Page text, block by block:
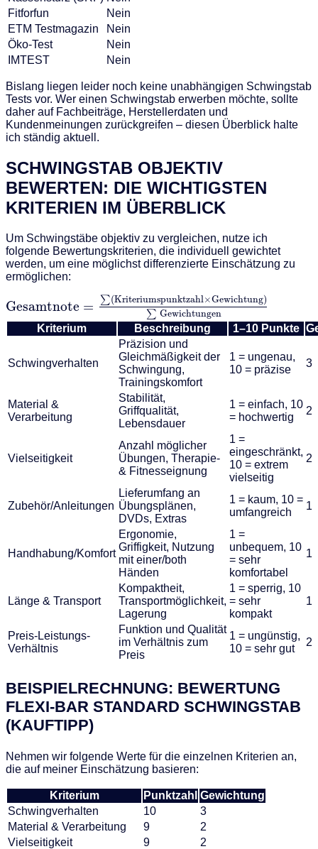
Fitforfun
Nein
ETM Testmagazin
Nein
Öko-Test
Nein
IMTEST
Nein
Bislang liegen leider noch keine unabhängigen Schwingstab
Tests vor. Wer einen Schwingstab erwerben möchte, sollte
daher auf Fachbeiträge, Herstellerdaten und
Kundenmeinungen zurückgreifen – diesen Überblick halte
ich ständig aktuell.
SCHWINGSTAB OBJEKTIV
BEWERTEN: DIE WICHTIGSTEN
KRITERIEN IM ÜBERBLICK
Um Schwingstäbe objektiv zu vergleichen, nutze ich
folgende Bewertungskriterien, die individuell gewichtet
werden, um eine möglichst differenzierte Einschätzung zu
ermöglichen:
Gesamtnote = ∑(Kriteriumspunktzahl×Gewichtung)
∑ Gewichtungen
Kriterium Beschreibung 1–10 Punkte
Schwingverhalten
Präzision und
Gleichmäßigkeit der
Schwingung,
Trainingskomfort
1 = ungenau,
10 = präzise
3
Material &
Verarbeitung
Stabilität,
Griffqualität,
Lebensdauer
1 = einfach, 10
= hochwertig
2
Vielseitigkeit
Anzahl möglicher
Übungen, Therapie-
& Fitnesseignung
1 =
eingeschränkt,
10 = extrem
vielseitig
2
Zubehör/Anleitungen
Lieferumfang an
Übungsplänen,
DVDs, Extras
1 = kaum, 10 =
umfangreich
1
Handhabung/Komfort
Ergonomie,
Griffigkeit, Nutzung
mit einer/both
Händen
1 =
unbequem, 10
= sehr
komfortabel
1
Länge & Transport
Kompaktheit,
Transportmöglichkeit,
Lagerung
1 = sperrig, 10
= sehr
kompakt
1
Preis-Leistungs-
Verhältnis
Funktion und Qualität
im Verhältnis zum
Preis
1 = ungünstig,
10 = sehr gut
2
BEISPIELRECHNUNG: BEWERTUNG
FLEXI-BAR STANDARD SCHWINGSTAB
(KAUFTIPP)
Nehmen wir folgende Werte für die einzelnen Kriterien an,
die auf meiner Einschätzung basieren:
Kriterium Punktzahl Gewichtung
Schwingverhalten
10
3
Material & Verarbeitung
9
2
Vielseitigkeit
9
2